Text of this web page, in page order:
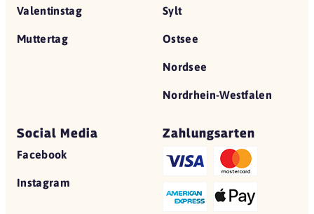
Valentinstag
Muttertag
Sylt
Ostsee
Nordsee
Nordrhein-Westfalen
Social Media
Facebook
Instagram
Zahlungsarten